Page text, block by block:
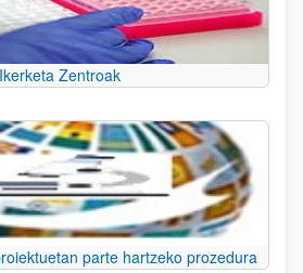
Ikerketa Zentroak
parte hartzeko prozedura